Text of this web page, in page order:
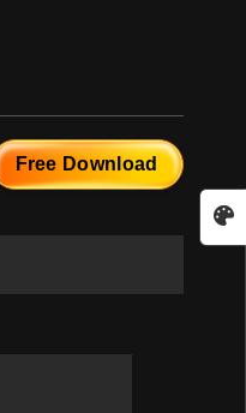
Free Download